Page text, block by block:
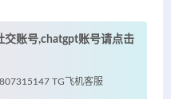
交账号,chatgpt账号请点击
TG飞机客服